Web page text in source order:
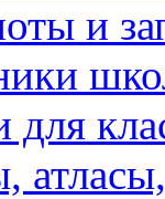
и
для